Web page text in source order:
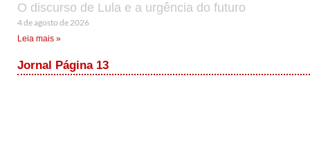
O discurso de Lula e a urgência do futuro
4 de agosto de 2026
Leia mais »
Jornal Página 13